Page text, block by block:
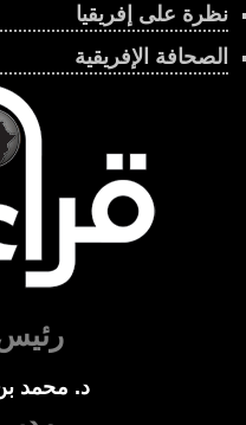
نظرة على إفريقيا
الصحافة الإفريقية
رئيس
د. محمد